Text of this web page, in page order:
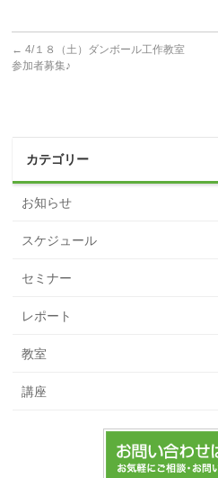
← 4/１８（土）ダンボール工作教室
参加者募集♪
カテゴリー
お知らせ
スケジュール
セミナー
レポート
教室
講座